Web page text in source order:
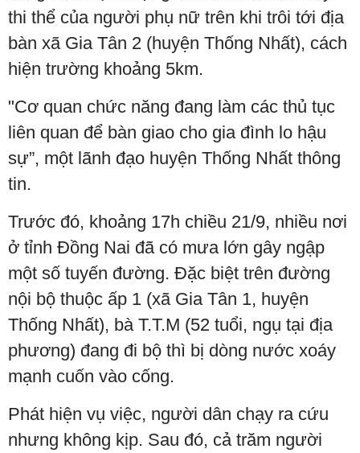
thi thể của người phụ nữ trên khi trôi tới địa
bàn xã Gia Tân 2 (huyện Thống Nhất), cách
hiện trường khoảng 5km.
"Cơ quan chức năng đang làm các thủ tục
liên quan để bàn giao cho gia đình lo hậu
sự”, một lãnh đạo huyện Thống Nhất thông
tin.
Trước đó, khoảng 17h chiều 21/9, nhiều nơi
ở tỉnh Đồng Nai đã có mưa lớn gây ngập
một số tuyến đường. Đặc biệt trên đường
nội bộ thuộc ấp 1 (xã Gia Tân 1, huyện
Thống Nhất), bà T.T.M (52 tuổi, ngụ tại địa
phương) đang đi bộ thì bị dòng nước xoáy
mạnh cuốn vào cống.
Phát hiện vụ việc, người dân chạy ra cứu
nhưng không kịp. Sau đó, cả trăm người